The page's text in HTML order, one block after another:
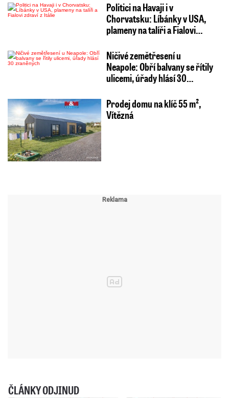
Politici na Havaji i v
Chorvatsku: Líbánky v USA,
plameny na talíři a Fialovi…
Ničivé zemětřesení u
Neapole: Obří balvany se řítily
ulicemi, úřady hlásí 30…
Prodej domu na klíč 55 m²,
Vítězná
ČLÁNKY ODJINUD